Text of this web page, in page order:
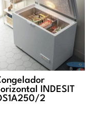
INDESIT
2